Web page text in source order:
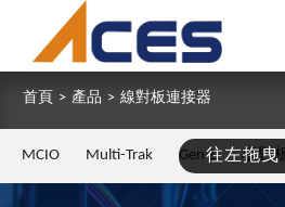
首頁 > 產品 > 線對板連接器
往左拖曳
MCIO Multi-Trak Gen Z 板對